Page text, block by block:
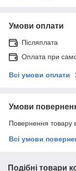
Умови оплати
Післяплата
Оплата при
Всі умови оплати
Умови
Повернення товару
Всі умови
Подібні товари